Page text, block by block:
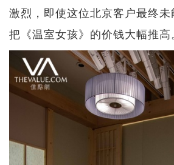
激烈，即使这位北京客户最终
把《温室女孩》的价钱大幅推高。